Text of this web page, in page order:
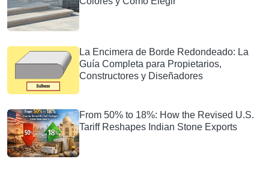
La Encimera de Borde Redondeado: La
Guía Completa para Propietarios,
Constructores y Diseñadores
From 50% to 18%: How the Revised U.S.
Tariff Reshapes Indian Stone Exports